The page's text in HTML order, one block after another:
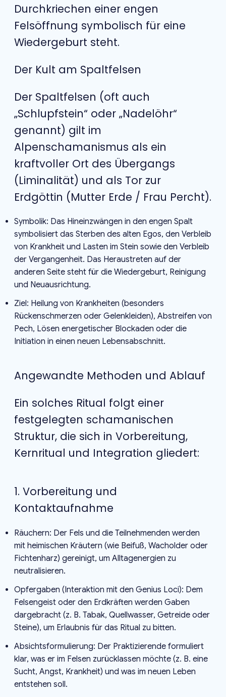
Durchkriechen einer engen
Felsöffnung symbolisch für eine
Wiedergeburt steht.
Der Kult am Spaltfelsen
Der Spaltfelsen (oft auch
„Schlupfstein“ oder „Nadelöhr“
genannt) gilt im
Alpenschamanismus als ein
kraftvoller Ort des Übergangs
(Liminalität) und als Tor zur
Erdgöttin (Mutter Erde / Frau Percht).
Symbolik: Das Hineinzwängen in den engen Spalt
symbolisiert das Sterben des alten Egos, den Verbleib
von Krankheit und Lasten im Stein sowie den Verbleib
der Vergangenheit. Das Heraustreten auf der
anderen Seite steht für die Wiedergeburt, Reinigung
und Neuausrichtung.
Ziel: Heilung von Krankheiten (besonders
Rückenschmerzen oder Gelenkleiden), Abstreifen von
Pech, Lösen energetischer Blockaden oder die
Initiation in einen neuen Lebensabschnitt.
Angewandte Methoden und Ablauf
Ein solches Ritual folgt einer
festgelegten schamanischen
Struktur, die sich in Vorbereitung,
Kernritual und Integration gliedert:
1. Vorbereitung und
Kontaktaufnahme
Räuchern: Der Fels und die Teilnehmenden werden
mit heimischen Kräutern (wie Beifuß, Wacholder oder
Fichtenharz) gereinigt, um Alltagenergien zu
neutralisieren.
Opfergaben (Interaktion mit den Genius Loci): Dem
Felsengeist oder den Erdkräften werden Gaben
dargebracht (z. B. Tabak, Quellwasser, Getreide oder
Steine), um Erlaubnis für das Ritual zu bitten.
Absichtsformulierung: Der Praktizierende formuliert
klar, was er im Felsen zurücklassen möchte (z. B. eine
Sucht, Angst, Krankheit) und was im neuen Leben
entstehen soll.